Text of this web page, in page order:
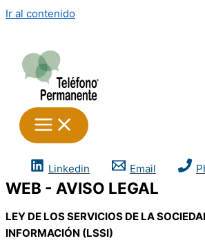
Ir al contenido
Linkedin Email
WEB - AVISO LEGAL
LEY DE LOS SERVICIOS DE LA
INFORMACIÓN (LSSI)